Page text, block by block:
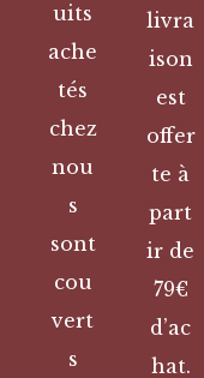
uits
ache
tés
chez
nou
s
sont
cou
vert
s
livra
ison
est
offer
te à
part
ir de
79€
d’ac
hat.